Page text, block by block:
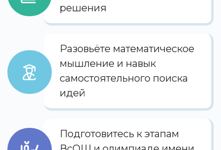
решения
Разовьёте математическое
мышление и навык
самостоятельного поиска
идей
Подготовитесь к этапам